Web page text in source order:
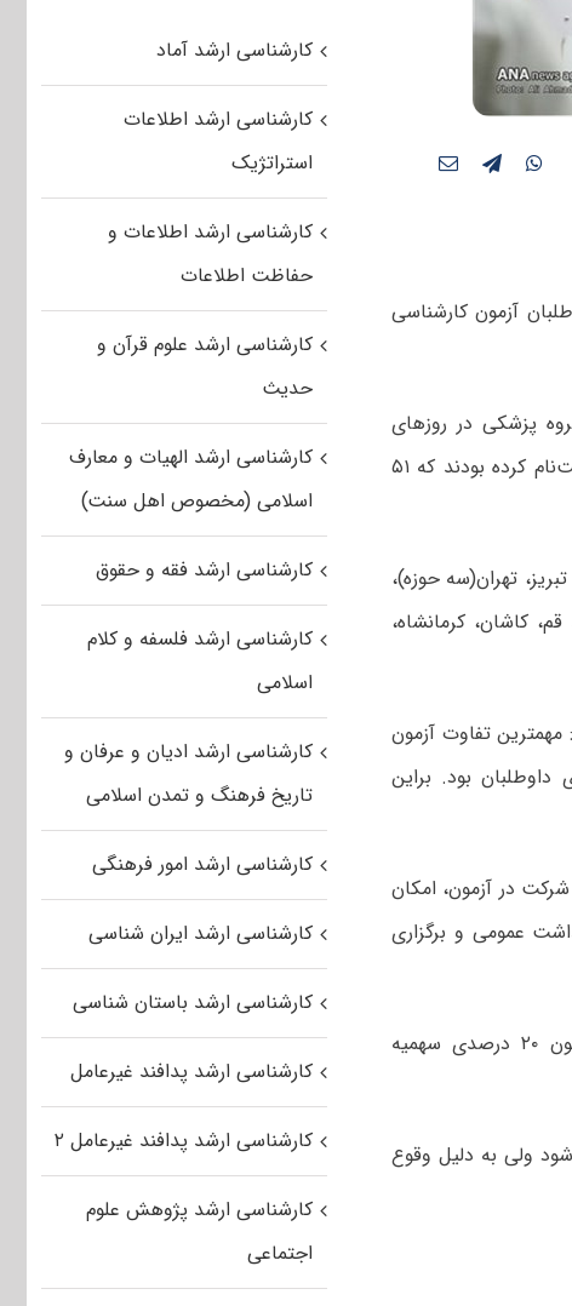
آزمون کارشناسی
پزشکی در روزهای
پنج‌شنبه و جمعه ۲۷ و ۲۸ تیرماه برگزار شد. در این آزمون ۷۰ هزار و ۹۴ نفر ثبت‌نام کرده بودند که ۵۱
تهران(سه حوزه)،
کاشان، کرمانشاه،
تفاوت آزمون
بود. براین
در آزمون، امکان
عمومی و برگزاری
حیدرزاده اضافه کرد: داوطلبان آزمون کارشناسی ارشد پزشکی بدانند که قانون ۲۰ درصدی سهمیه
آزمون در روزهای ۲۳ و ۲۴ خرداد برگزار شود ولی به دلیل وقوع
کارشناسی ارشد آماد
کارشناسی ارشد اطلاعات
استراتژیک
کارشناسی ارشد اطلاعات و
حفاظت اطلاعات
کارشناسی ارشد علوم قرآن و
حدیث
کارشناسی ارشد الهیات و معارف
اسلامی (مخصوص اهل سنت)
کارشناسی ارشد فقه و حقوق
کارشناسی ارشد فلسفه و کلام
اسلامی
کارشناسی ارشد ادیان و عرفان و
تاریخ فرهنگ و تمدن اسلامی
کارشناسی ارشد امور فرهنگی
کارشناسی ارشد ایران شناسی
کارشناسی ارشد باستان شناسی
کارشناسی ارشد پدافند غیرعامل
کارشناسی ارشد پدافند غیرعامل ۲
کارشناسی ارشد پژوهش علوم
اجتماعی